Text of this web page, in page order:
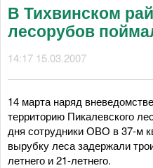
В Тихвинском
лесорубов
14:17 15.03.2007
14 марта наряд
территорию Пикалевского
дня сотрудники ОВО в 37-м
вырубку леса задержали
летнего и 21-летнего.